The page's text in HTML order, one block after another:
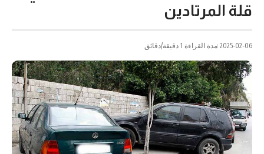
قلة المرتادين
2025-02-06 مدة القراءة 1 دقيقة/دقائق